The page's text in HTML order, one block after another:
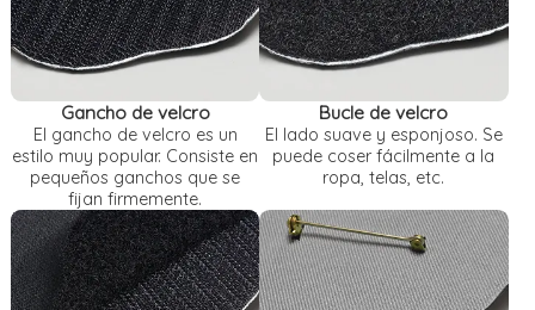
Gancho de velcro
El gancho de velcro es un
estilo muy popular. Consiste en
pequeños ganchos que se
fijan firmemente.
Bucle de velcro
El lado suave y esponjoso. Se
puede coser fácilmente a la
ropa, telas, etc.